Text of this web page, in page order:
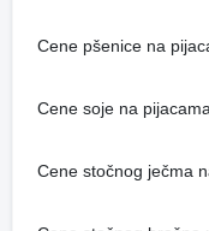
Cene pšenice na
Cene soje na pijacama
Cene stočnog ječma